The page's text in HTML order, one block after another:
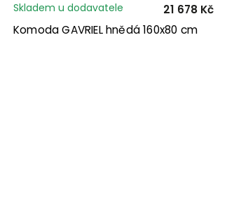
Komoda GAVRIEL hnědá 160x80 cm
Skladem u dodavatele 21 678 Kč